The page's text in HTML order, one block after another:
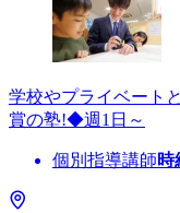
学校やプライベート
賞の塾!◆週1日～
個別指導講師時